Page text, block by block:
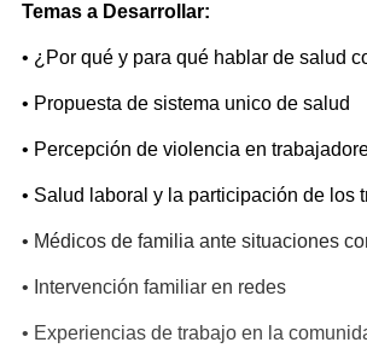
Temas a Desarrollar:
• ¿Por qué y para qué hablar de salud
• Propuesta de sistema unico de salud
• Percepción de violencia en
• Salud laboral y la participación de los
• Médicos de familia ante situaciones
• Intervención familiar en redes
• Experiencias de trabajo en la